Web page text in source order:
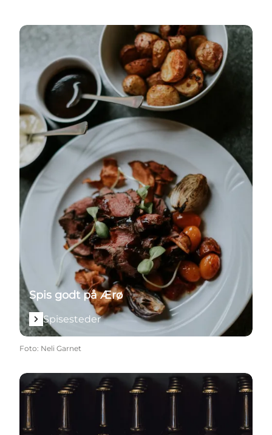
Spisesteder
Spis godt på Ærø
Spisesteder
Foto: Neli Garnet
Smagsoplevelser